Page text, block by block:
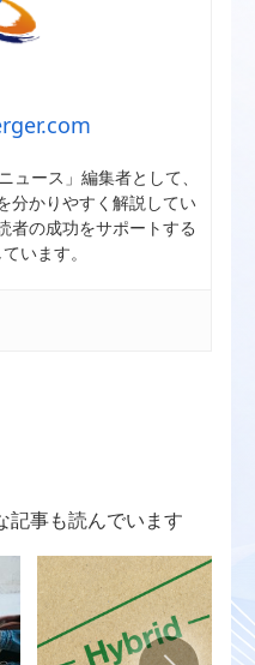
ュース」編集者として、
分かりやすく解説してい
者の成功をサポートする
います。
記事も読んでいます